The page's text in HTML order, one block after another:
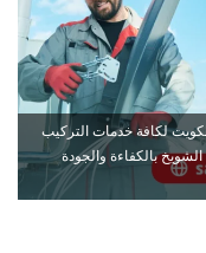
لكافة خدمات التركيب
جليب الشويخ بالكفاءة والجودة